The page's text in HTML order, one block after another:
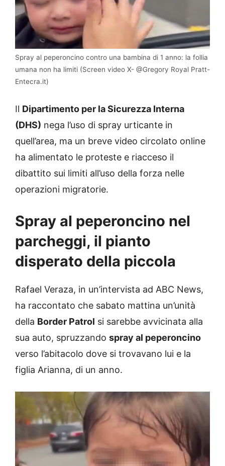
Spray al peperoncino contro una bambina di 1 anno: la follia
umana non ha limiti (Screen video X- @Gregory Royal Pratt-
Entecra.it)
Il Dipartimento per la Sicurezza Interna
(DHS) nega l’uso di spray urticante in
quell’area, ma un breve video circolato online
ha alimentato le proteste e riacceso il
dibattito sui limiti all’uso della forza nelle
operazioni migratorie.
Spray al peperoncino nel
parcheggi, il pianto
disperato della piccola
Rafael Veraza, in un’intervista ad ABC News,
ha raccontato che sabato mattina un’unità
della Border Patrol si sarebbe avvicinata alla
sua auto, spruzzando spray al peperoncino
verso l’abitacolo dove si trovavano lui e la
figlia Arianna, di un anno.